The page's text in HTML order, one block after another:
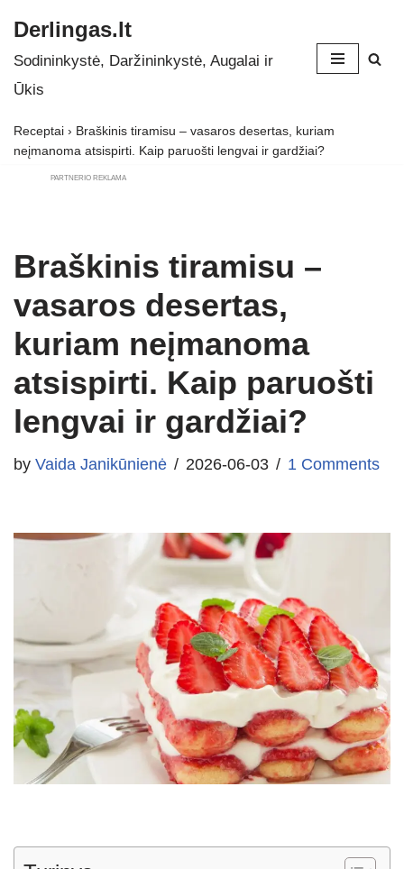
Skip
to
Derlingas.lt
Sodininkystė, Daržininkystė, Augalai ir
Ūkis
Receptai › Braškinis tiramisu – vasaros desertas, kuriam
neįmanoma atsispirti. Kaip paruošti lengvai ir gardžiai?
PARTNERIO REKLAMA
Braškinis tiramisu –
vasaros desertas,
kuriam neįmanoma
atsispirti. Kaip paruošti
lengvai ir gardžiai?
by Vaida Janikūnienė 2026-06-03 1 Comments